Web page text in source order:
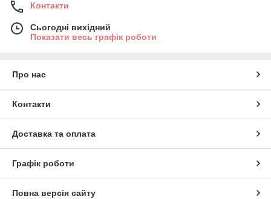
Контакти
Сьогодні вихідний
Показати весь графік роботи
Про нас
Контакти
Доставка та оплата
Графік роботи
Повна версія сайту